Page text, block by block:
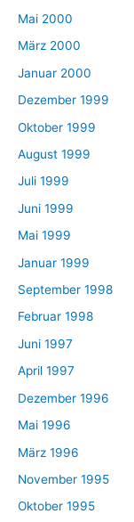
Mai 2000
März 2000
Januar 2000
Dezember 1999
Oktober 1999
August 1999
Juli 1999
Juni 1999
Mai 1999
Januar 1999
September 1998
Februar 1998
Juni 1997
April 1997
Dezember 1996
Mai 1996
März 1996
November 1995
Oktober 1995